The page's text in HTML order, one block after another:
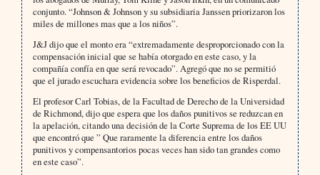
conjunto. “Johnson & Johnson y su subsidiaria Janssen priorizaron los
miles de millones mas que a los niños”.
J&J dijo que el monto era “extremadamente desproporcionado con la
compensación inicial que se había otorgado en este caso, y la
compañía confía en que será revocado”. Agregó que no se permitió
que el jurado escuchara evidencia sobre los beneficios de Risperdal.
El profesor Carl Tobias, de la Facultad de Derecho de la Universidad
de Richmond, dijo que espera que los daños punitivos se reduzcan en
la apelación, citando una decisión de la Corte Suprema de los EE UU
que encontró que ” Que raramente la diferencia entre los daños
punitivos y compensantorios pocas veces han sido tan grandes como
en este caso”.